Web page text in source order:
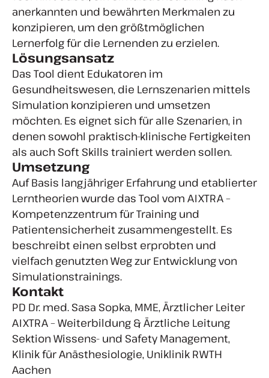
anerkannten und bewährten Merkmalen zu
konzipieren, um den größtmöglichen
Lernerfolg für die Lernenden zu erzielen.
Lösungsansatz
Das Tool dient Edukatoren im
Gesundheitswesen, die Lernszenarien mittels
Simulation konzipieren und umsetzen
möchten. Es eignet sich für alle Szenarien, in
denen sowohl praktisch-klinische Fertigkeiten
als auch Soft Skills trainiert werden sollen.
Umsetzung
Auf Basis langjähriger Erfahrung und etablierter
Lerntheorien wurde das Tool vom AIXTRA –
Kompetenzzentrum für Training und
Patientensicherheit zusammengestellt. Es
beschreibt einen selbst erprobten und
vielfach genutzten Weg zur Entwicklung von
Simulationstrainings.
Kontakt
PD Dr. med. Sasa Sopka, MME, Ärztlicher Leiter
AIXTRA – Weiterbildung & Ärztliche Leitung
Sektion Wissens- und Safety Management,
Klinik für Anästhesiologie, Uniklinik RWTH
Aachen